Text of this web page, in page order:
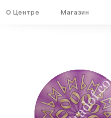
О Центре Магазин
Регистрация